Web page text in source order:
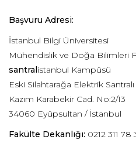
Başvuru Adresi:
İstanbul Bilgi Üniversitesi
Mühendislik ve Doğa Bilimleri
santralistanbul Kampüsü
Eski Silahtarağa Elektrik Santralı
Kazım Karabekir Cad. No:2/13
34060 Eyüpsultan / İstanbul
Fakülte Dekanlığı: 0212 311 78